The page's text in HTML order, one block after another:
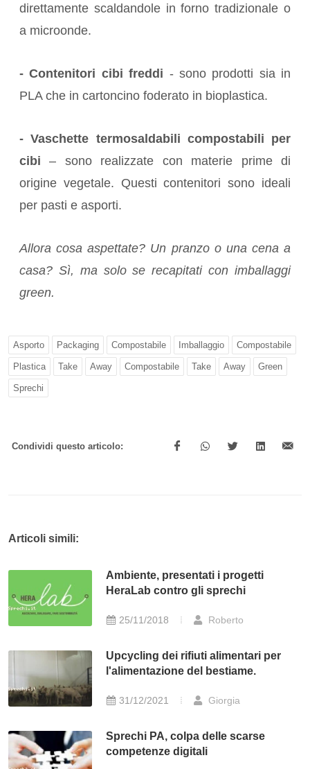
direttamente scaldandole in forno tradizionale o
a microonde.
- Contenitori cibi freddi - sono prodotti sia in
PLA che in cartoncino foderato in bioplastica.
- Vaschette termosaldabili compostabili per
cibi – sono realizzate con materie prime di
origine vegetale. Questi contenitori sono ideali
per pasti e asporti.
Allora cosa aspettate? Un pranzo o una cena a
casa? Sì, ma solo se recapitati con imballaggi
green.
Asporto Packaging Compostabile Imballaggio Compostabile
Plastica Take Away Compostabile Take Away Green
Sprechi
Condividi questo articolo:
Articoli simili:
Ambiente, presentati i progetti
HeraLab contro gli sprechi
25/11/2018 Roberto
Upcycling dei rifiuti alimentari per
l'alimentazione del bestiame.
31/12/2021 Giorgia
Sprechi PA, colpa delle scarse
competenze digitali